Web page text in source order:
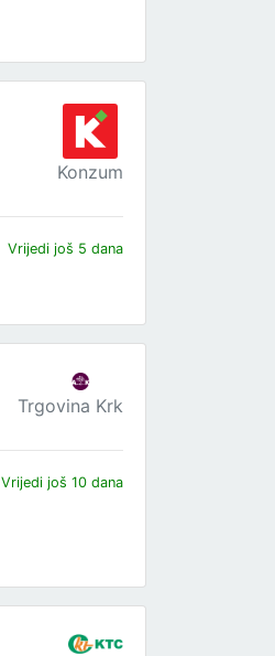
Konzum
Vrijedi još 5 dana
Trgovina Krk
Vrijedi još 10 dana